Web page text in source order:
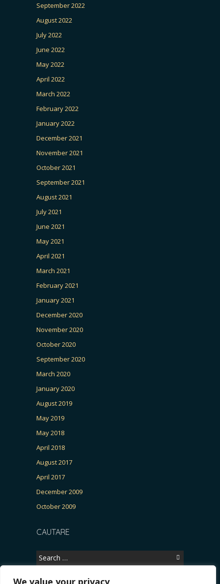
We value your privacy
September 2022
August 2022
July 2022
June 2022
May 2022
April 2022
March 2022
February 2022
January 2022
December 2021
November 2021
October 2021
September 2021
August 2021
July 2021
June 2021
May 2021
April 2021
March 2021
February 2021
January 2021
December 2020
November 2020
October 2020
September 2020
March 2020
January 2020
August 2019
May 2019
May 2018
April 2018
August 2017
April 2017
December 2009
October 2009
CAUTARE
Search
for: